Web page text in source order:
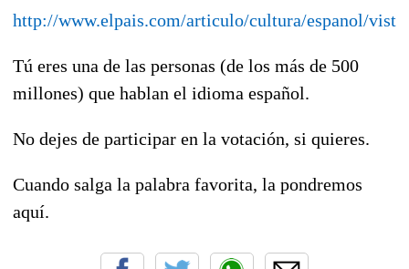
http://www.elpais.com/articulo/cultura/espanol/
Tú eres una de las personas (de los más de 500
millones) que hablan el idioma español.
No dejes de participar en la votación, si quieres.
Cuando salga la palabra favorita, la pondremos
aquí.